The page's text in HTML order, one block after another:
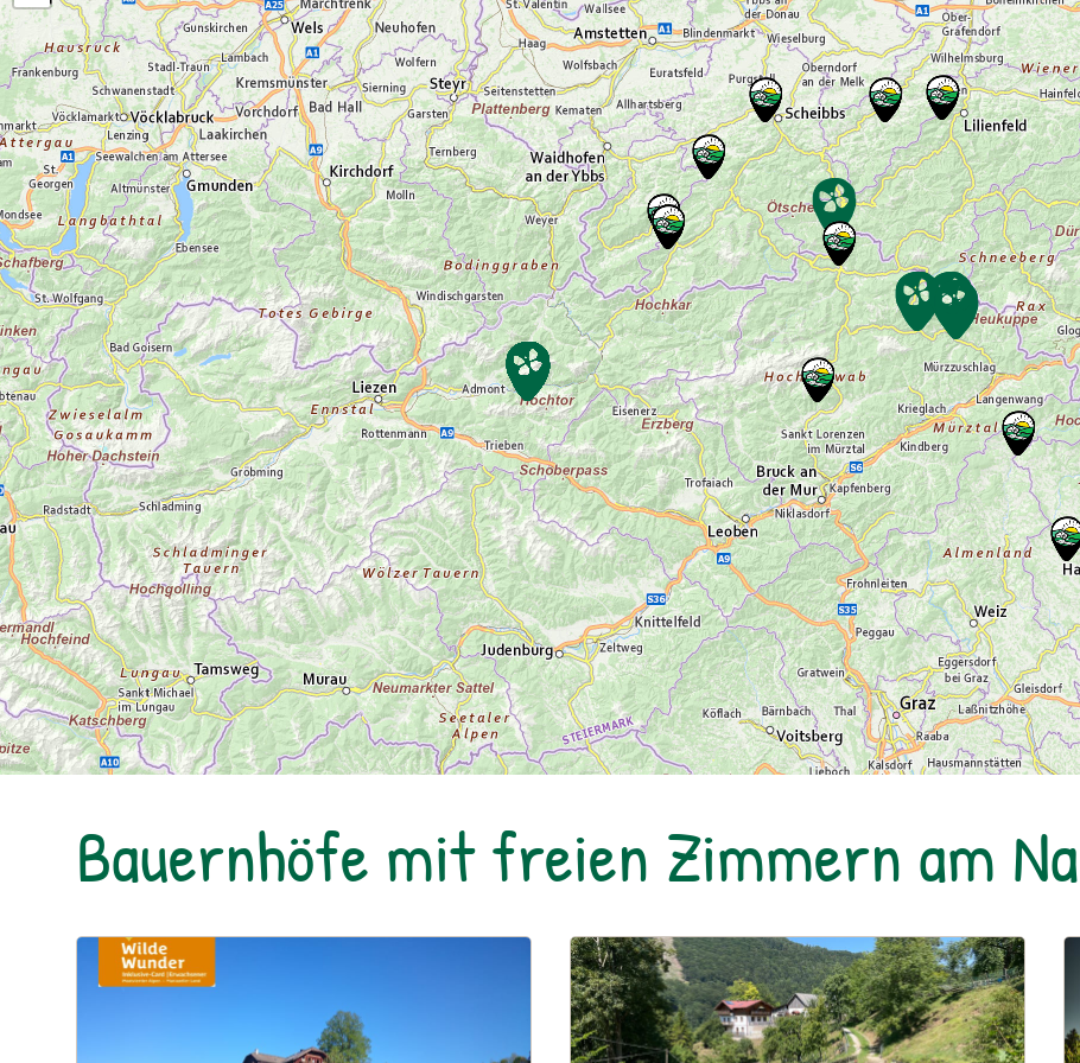
Merkersdorf Dauer: ca. 2,5 Std. Kosten:
Erwachsene € 14,- Anmeldung bis 15.00 Uhr
des Vortages. Anspruch der Tour: Mit festen
Wanderschuhen
Bauernhöfe mit freien Zimmern am
Urlaub am Bauernhof: Bio Bauernhof Kurzeck Urlaub am Bauernhof: Büchlhof – Zeit.zum.Leben